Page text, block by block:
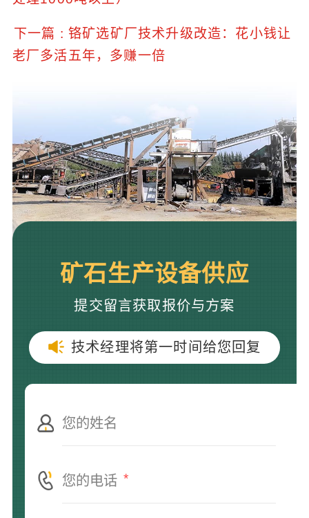
下一篇 : 铬矿选矿厂技术升级改造：花小钱让
老厂多活五年，多赚一倍
矿石生产设备供应
提交留言获取报价与方案
技术经理将第一时间给您回复
*